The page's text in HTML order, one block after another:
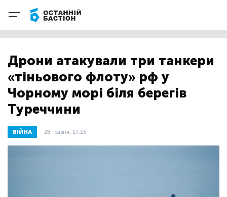
Дрони атакували три танкери
«тіньового флоту» рф у
Чорному морі біля берегів
Туреччини
ВІЙНА 28 травня, 17:15